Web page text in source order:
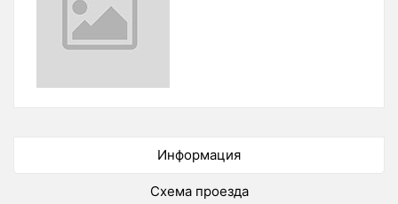
Информация
Схема проезда